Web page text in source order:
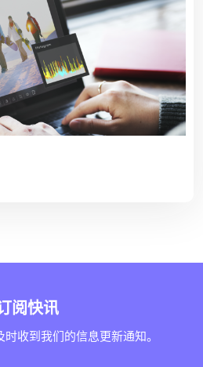
阅快讯
收到我们的信息更新通知。